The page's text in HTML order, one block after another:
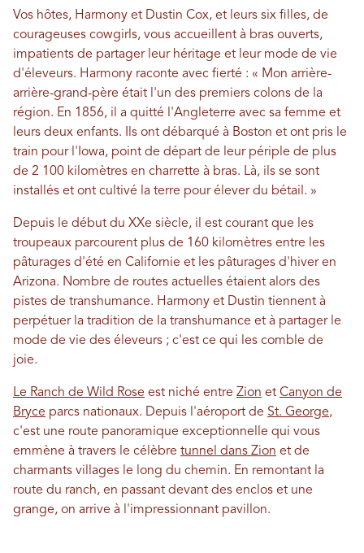
Vos hôtes, Harmony et Dustin Cox, et leurs six filles, de
courageuses cowgirls, vous accueillent à bras ouverts,
impatients de partager leur héritage et leur mode de vie
d'éleveurs. Harmony raconte avec fierté : « Mon arrière-
arrière-grand-père était l'un des premiers colons de la
région. En 1856, il a quitté l'Angleterre avec sa femme et
leurs deux enfants. Ils ont débarqué à Boston et ont pris le
train pour l'Iowa, point de départ de leur périple de plus
de 2 100 kilomètres en charrette à bras. Là, ils se sont
installés et ont cultivé la terre pour élever du bétail. »
Depuis le début du XXe siècle, il est courant que les
troupeaux parcourent plus de 160 kilomètres entre les
pâturages d'été en Californie et les pâturages d'hiver en
Arizona. Nombre de routes actuelles étaient alors des
pistes de transhumance. Harmony et Dustin tiennent à
perpétuer la tradition de la transhumance et à partager le
mode de vie des éleveurs ; c'est ce qui les comble de
joie.
Le Ranch de Wild Rose est niché entre Zion et Canyon de
Bryce parcs nationaux. Depuis l'aéroport de St. George,
c'est une route panoramique exceptionnelle qui vous
emmène à travers le célèbre tunnel dans Zion et de
charmants villages le long du chemin. En remontant la
route du ranch, en passant devant des enclos et une
grange, on arrive à l'impressionnant pavillon.